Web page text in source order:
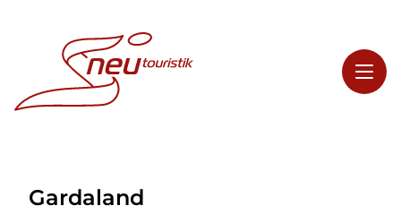
Highlights
Gardaland